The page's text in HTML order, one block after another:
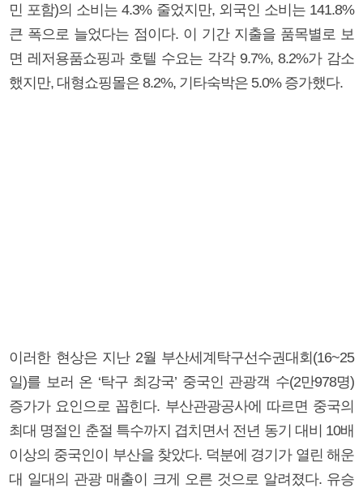
민 포함)의 소비는 4.3% 줄었지만, 외국인 소비는 141.8%
큰 폭으로 늘었다는 점이다. 이 기간 지출을 품목별로 보
면 레저용품쇼핑과 호텔 수요는 각각 9.7%, 8.2%가 감소
했지만, 대형쇼핑몰은 8.2%, 기타숙박은 5.0% 증가했다.
이러한 현상은 지난 2월 부산세계탁구선수권대회(16~25
일)를 보러 온 ‘탁구 최강국’ 중국인 관광객 수(2만978명)
증가가 요인으로 꼽힌다. 부산관광공사에 따르면 중국의
최대 명절인 춘절 특수까지 겹치면서 전년 동기 대비 10배
이상의 중국인이 부산을 찾았다. 덕분에 경기가 열린 해운
대 일대의 관광 매출이 크게 오른 것으로 알려졌다. 유승